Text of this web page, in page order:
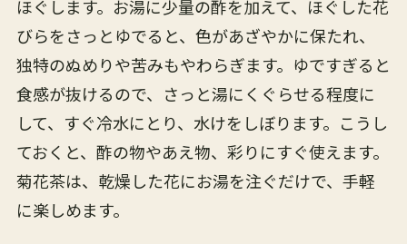
ほぐします。お湯に少量の酢を加えて、ほぐした花
びらをさっとゆでると、色があざやかに保たれ、
独特のぬめりや苦みもやわらぎます。ゆですぎると
食感が抜けるので、さっと湯にくぐらせる程度に
して、すぐ冷水にとり、水けをしぼります。こうし
ておくと、酢の物やあえ物、彩りにすぐ使えます。
菊花茶は、乾燥した花にお湯を注ぐだけで、手軽
に楽しめます。